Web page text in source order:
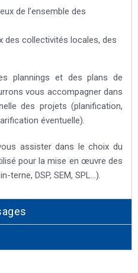
de l’ensemble des
des collectivités locales, des
plannings et des plans de
vous accompagner dans
des projets (planification,
éventuelle).
assister dans le choix du
pour la mise en œuvre des
terne, DSP, SEM, SPL…).